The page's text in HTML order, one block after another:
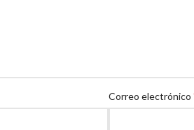
Correo electrónico